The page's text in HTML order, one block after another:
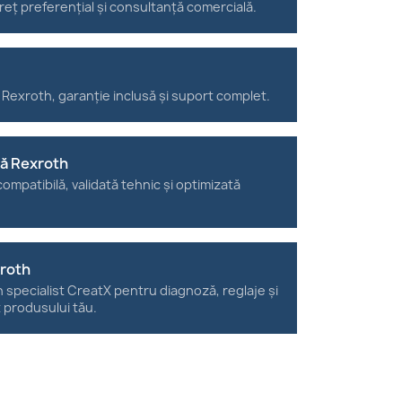
preferențial și consultanță comercială.
garanție inclusă și suport complet.
Rexroth
validată tehnic și optimizată
specialist CreatX pentru diagnoză, reglaje și
tău.